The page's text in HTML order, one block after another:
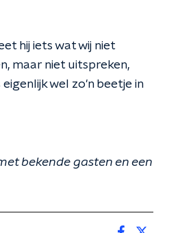
hij iets wat wij niet
maar niet uitspreken,
wel zo'n beetje in
bekende gasten en een